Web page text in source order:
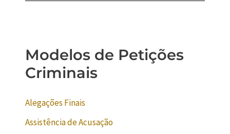
Modelos de Petições
Criminais
Alegações Finais
Assistência de Acusação